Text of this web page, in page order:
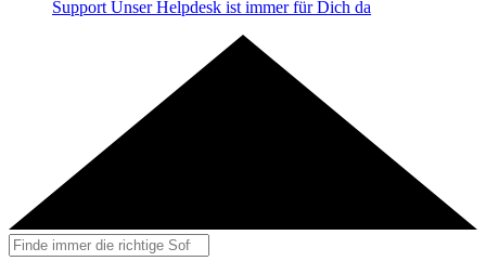
Support Unser Helpdesk ist immer für Dich da